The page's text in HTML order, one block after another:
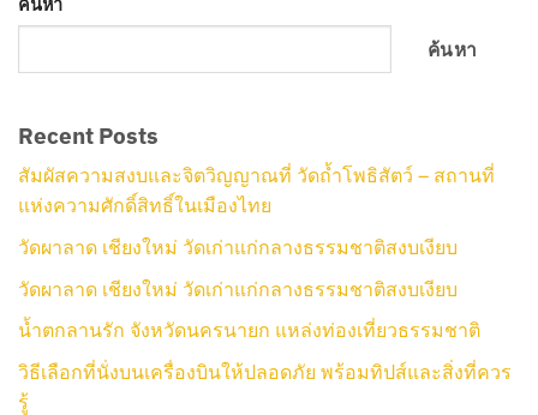
ค้นหา
Recent Posts
สัมผัสความสงบและจิตวิญญาณที่ วัดถ้ำโพธิสัตว์ – สถานที่
แห่งความศักดิ์สิทธิ์ในเมืองไทย
วัดผาลาด เชียงใหม่ วัดเก่าแก่กลางธรรมชาติสงบเงียบ
วัดผาลาด เชียงใหม่ วัดเก่าแก่กลางธรรมชาติสงบเงียบ
น้ำตกลานรัก จังหวัดนครนายก แหล่งท่องเที่ยวธรรมชาติ
วิธีเลือกที่นั่งบนเครื่องบินให้ปลอดภัย พร้อมทิปส์และสิ่งที่ควร
รู้